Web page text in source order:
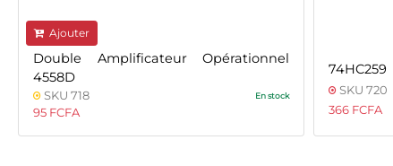
Ajouter
Double Amplificateur Opérationnel
4558D
SKU 718 En stock
95 FCFA
74HC259
SKU 720
366 FCFA